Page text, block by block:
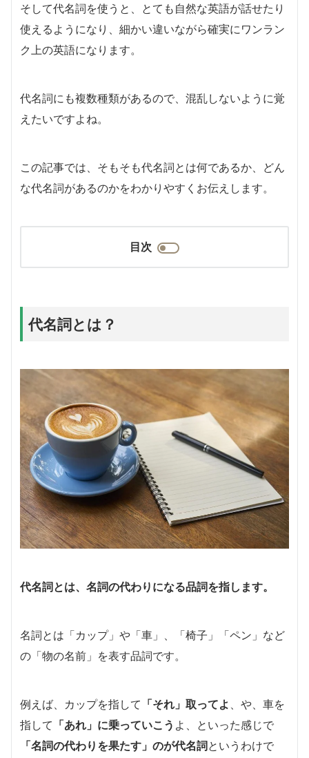
そして代名詞を使うと、とても自然な英語が話せたり
使えるようになり、細かい違いながら確実にワンラン
ク上の英語になります。
代名詞にも複数種類があるので、混乱しないように覚
えたいですよね。
この記事では、そもそも代名詞とは何であるか、どん
な代名詞があるのかをわかりやすくお伝えします。
目次
代名詞とは？
代名詞とは、名詞の代わりになる品詞を指します。
名詞とは「カップ」や「車」、「椅子」「ペン」など
の「物の名前」を表す品詞です。
例えば、カップを指して 「それ」取ってよ
、や、車を
指して 「あれ」に乗っていこう よ、といった感じで
「名詞の代わりを果たす」のが代名詞というわけで